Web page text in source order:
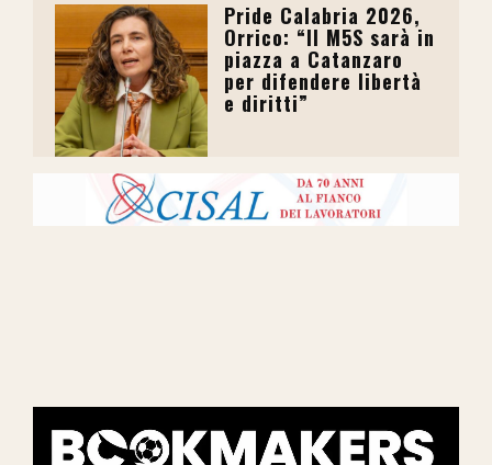
Pride Calabria 2026,
Orrico: “Il M5S sarà in
piazza a Catanzaro
per difendere libertà
e diritti”